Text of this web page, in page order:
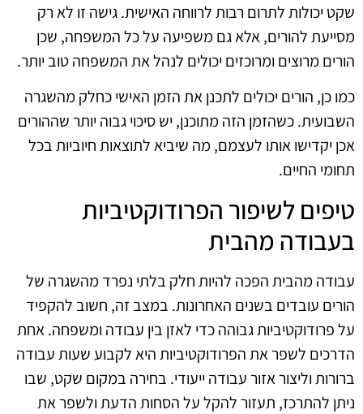
שקט יכולות לתרום רבות לרווחה האישית. גישה זו לא רק
מסייעת להורים, אלא גם משפיעה על כל המשפחה, שכן
הורים מרוצים ומרוכזים יכולים לנהל את המשפחה טוב יותר.
כמו כן, הורים יכולים לתכנן את הזמן האישי כחלק מהשגרה
השבועית. כשהזמן הזה מתוכנן, יש סיכוי גבוה יותר שההורים
אכן יקדישו אותו לעצמם, מה שיביא לתוצאות חיוביות בכל
תחומי החיים.
טיפים לשיפור הפרודוקטיביות
בעבודה מהבית
עבודה מהבית הפכה להיות חלק בלתי נפרד מהשגרה של
הורים עובדים בשנים האחרונות. במצב זה, חשוב להקפיד
על פרודוקטיביות גבוהה כדי לאזן בין עבודה ומשפחה. אחת
הדרכים לשפר את הפרודוקטיביות היא לקבוע שעות עבודה
ברורות וליצור אזור עבודה ייעודי. בחירה במקום שקט, שבו
ניתן להתרכז, תעזור להקל על הסחות הדעת ולשפר את